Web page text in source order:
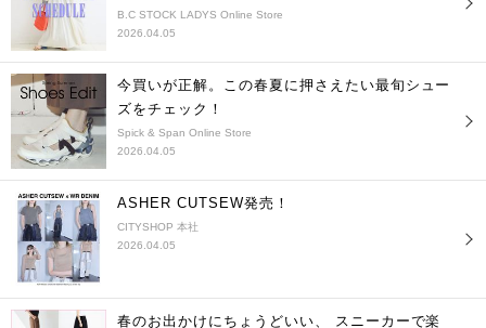
B.C STOCK LADYS Online Store
2026.04.05
今買いが正解。この春夏に押さえたい最旬シュー
ズをチェック！
Spick & Span Online Store
2026.04.05
ASHER CUTSEW発売！
CITYSHOP 本社
2026.04.05
春のお出かけにちょうどいい、 スニーカーで楽